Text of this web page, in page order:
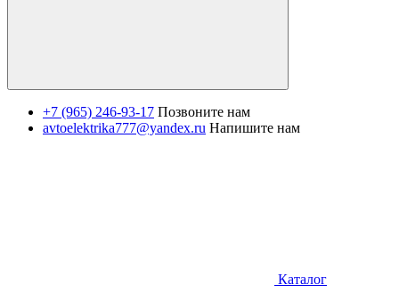
+7 (965) 246-93-17 Позвоните нам
avtoelektrika777@yandex.ru Напишите нам
Каталог